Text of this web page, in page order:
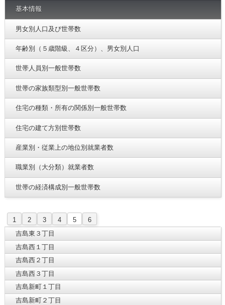
基本情報
男女別人口及び世帯数
年齢別（５歳階級、４区分）、男女別人口
世帯人員別一般世帯数
世帯の家族類型別一般世帯数
住宅の種類・所有の関係別一般世帯数
住宅の建て方別世帯数
産業別・従業上の地位別就業者数
職業別（大分類）就業者数
世帯の経済構成別一般世帯数
1 2 3 4 5
6
吉島東３丁目
吉島西１丁目
吉島西２丁目
吉島西３丁目
吉島新町１丁目
吉島新町２丁目